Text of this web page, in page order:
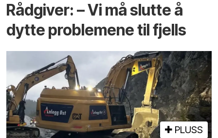
Rådgiver: – Vi må slutte å
dytte problemene til fjells
PLUSS